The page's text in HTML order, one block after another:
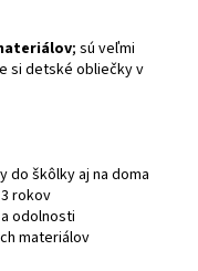
; sú veľmi
si detské obliečky v
do škôlky aj na doma
rokov
odolnosti
materiálov